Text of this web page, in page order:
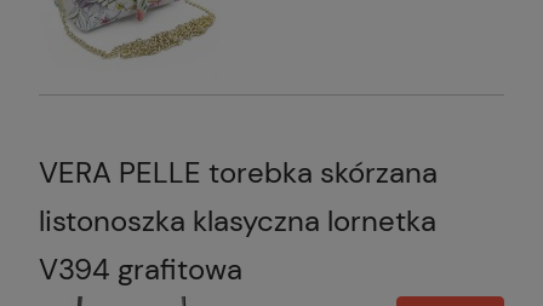
VERA PELLE torebka skórzana
listonoszka klasyczna lornetka
V394 grafitowa